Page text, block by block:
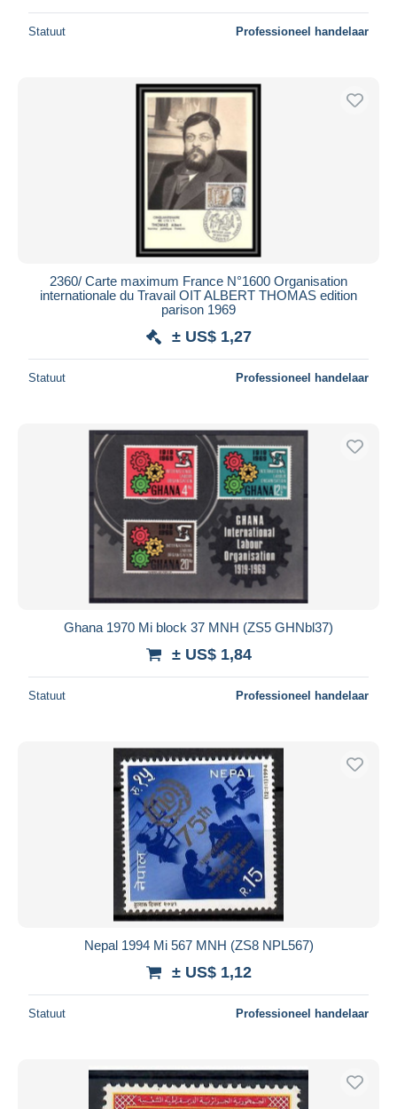
Statuut Professioneel handelaar
2360/ Carte maximum France N°1600 Organisation
internationale du Travail OIT ALBERT THOMAS edition
parison 1969
± US$ 1,27
Statuut Professioneel handelaar
Ghana 1970 Mi block 37 MNH (ZS5 GHNbl37)
± US$ 1,84
Statuut Professioneel handelaar
Nepal 1994 Mi 567 MNH (ZS8 NPL567)
± US$ 1,12
Statuut Professioneel handelaar